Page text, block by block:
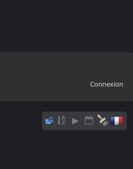
Connexion